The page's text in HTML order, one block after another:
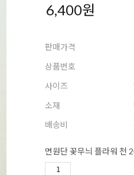
6,400원
판매가격
상품번호
사이즈
소재
배송비
면원단 꽃무늬 플라워 천